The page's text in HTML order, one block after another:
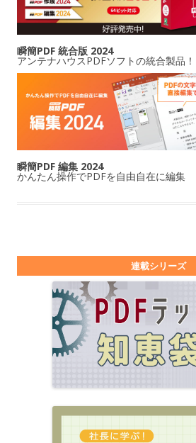
瞬簡PDF 統合版 2024
アンテナハウスPDFソフトの統合製品！
瞬簡PDF 編集 2024
かんたん操作でPDFを自由自在に編集
連載シリーズ